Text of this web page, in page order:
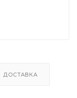
ДОСТАВКА